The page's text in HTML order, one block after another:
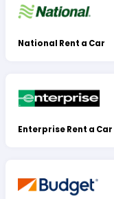
National Rent a Car
Enterprise Rent a Car